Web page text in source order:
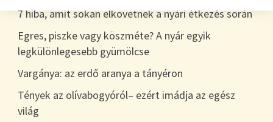
7 hiba, amit sokan elkövetnek a nyári étkezés során
Egres, piszke vagy köszméte? A nyár egyik
legkülönlegesebb gyümölcse
Vargánya: az erdő aranya a tányéron
Tények az olívabogyóról– ezért imádja az egész
világ